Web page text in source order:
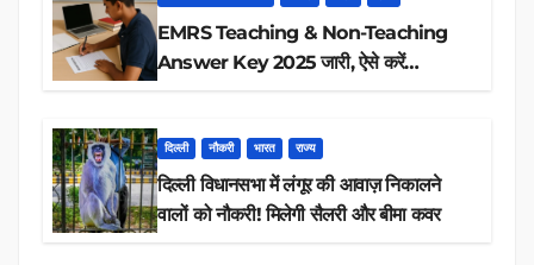
EMRS Teaching & Non-Teaching
Answer Key 2025 जारी, ऐसे करें
दिल्ली नौकरी भारत राज्य
दिल्ली विधानसभा में लंगूर की आवाज़ निकालने
वालों को नौकरी! मिलेगी सैलरी और बीमा कवर